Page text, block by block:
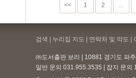
<< 1 2
검색 | 누리집 지도 | 연락처 및 약도 |
㈜도서출판 보리 | 10881 경기도 파
일반 문의 031.955.3535 | 잡지 문